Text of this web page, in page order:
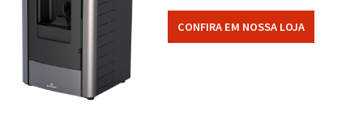
CONFIRA EM NOSSA LOJA